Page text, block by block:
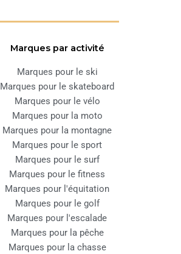
Marques par activité
Marques pour le ski
Marques pour le skateboard
Marques pour le vélo
Marques pour la moto
Marques pour la montagne
Marques pour le sport
Marques pour le surf
Marques pour le fitness
Marques pour l'équitation
Marques pour le golf
Marques pour l'escalade
Marques pour la pêche
Marques pour la chasse